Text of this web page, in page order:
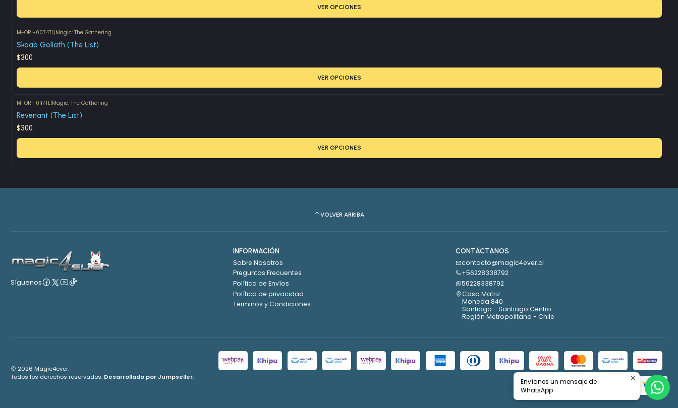
VER OPCIONES
M-ORI-0074TL|Magic: The Gathering
Skaab Goliath (The List)
$300
VER OPCIONES
M-ORI-0117TL|Magic: The Gathering
Revenant (The List)
$300
VER OPCIONES
VOLVER ARRIBA
Síguenos
INFORMACIÓN
Sobre Nosotros
Preguntas Frecuentes
Política de Envíos
Política de privacidad
Términos y Condiciones
CONTÁCTANOS
contacto@magic4ever.cl
+56228338792
56228338792
Casa Matriz
Moneda 840
Santiago - Santiago Centro
Región Metropolitana - Chile
2026 Magic4ever.
Todos los derechos reservados. Desarrollado por Jumpseller.
Envíanos un mensaje de
WhatsApp